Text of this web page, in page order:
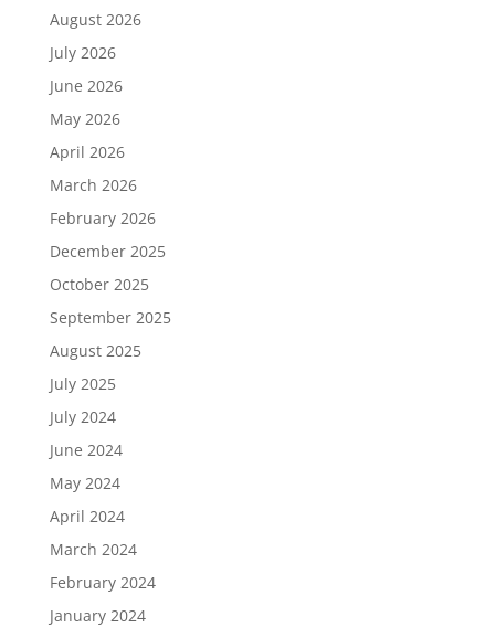
August 2026
July 2026
June 2026
May 2026
April 2026
March 2026
February 2026
December 2025
October 2025
September 2025
August 2025
July 2025
July 2024
June 2024
May 2024
April 2024
March 2024
February 2024
January 2024